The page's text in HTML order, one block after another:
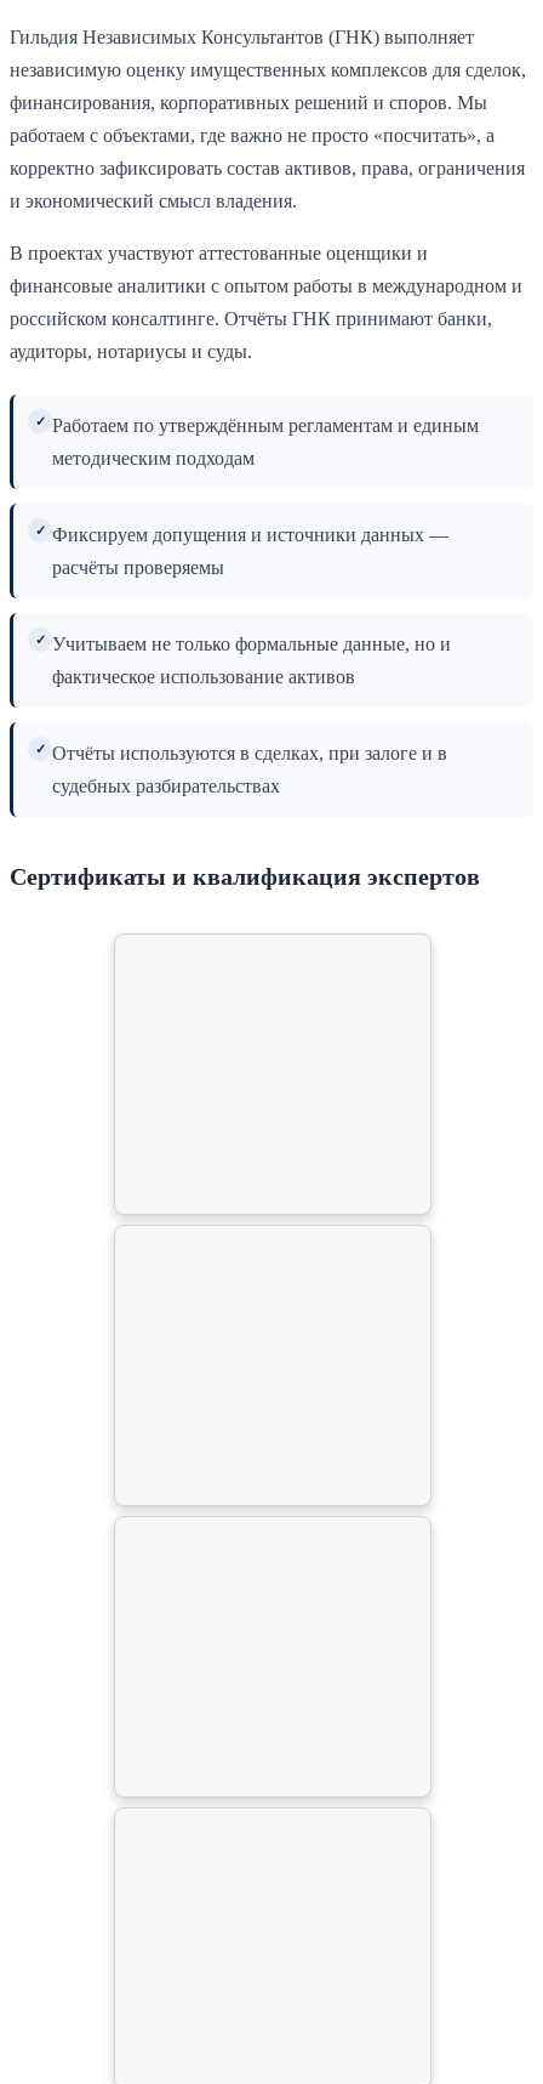
Гильдия Независимых Консультантов (ГНК) выполняет
независимую оценку имущественных комплексов для сделок,
финансирования, корпоративных решений и споров. Мы
работаем с объектами, где важно не просто «посчитать», а
корректно зафиксировать состав активов, права, ограничения
и экономический смысл владения.
В проектах участвуют аттестованные оценщики и
финансовые аналитики с опытом работы в международном и
российском консалтинге. Отчёты ГНК принимают банки,
аудиторы, нотариусы и суды.
✓ Работаем по утверждённым регламентам и единым
методическим подходам
✓ Фиксируем допущения и источники данных —
расчёты проверяемы
✓ Учитываем не только формальные данные, но и
фактическое использование активов
✓ Отчёты используются в сделках, при залоге и в
судебных разбирательствах
Сертификаты и квалификация экспертов